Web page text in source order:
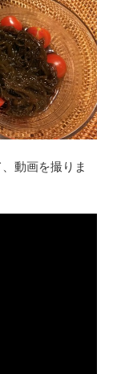
動画を撮りま